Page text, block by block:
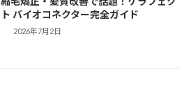
ト バイオコネクター完全ガイド
2026年7月2日